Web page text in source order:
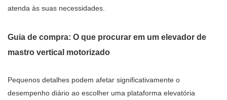
atenda às suas necessidades.
Guia de compra: O que procurar em um elevador de
mastro vertical motorizado
Pequenos detalhes podem afetar significativamente o
desempenho diário ao escolher uma plataforma elevatória